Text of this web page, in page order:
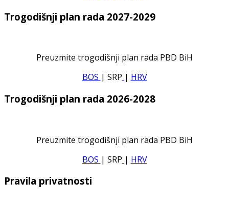
Trogodišnji plan rada 2027-2029
Preuzmite trogodišnji plan rada PBD BiH
BOS | SRP | HRV
Trogodišnji plan rada 2026-2028
Preuzmite trogodišnji plan rada PBD BiH
BOS | SRP | HRV
Pravila privatnosti